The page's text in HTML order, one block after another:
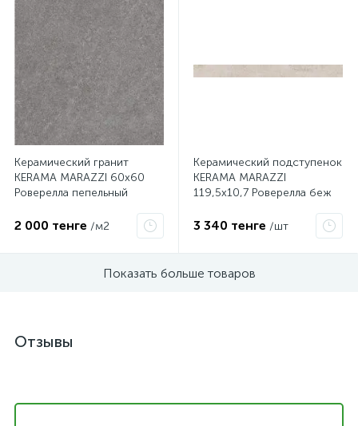
Керамический гранит
KERAMA MARAZZI 60х60
Роверелла пепельный
2 000 тенге /м2
Керамический подступенок
KERAMA MARAZZI
119,5х10,7 Роверелла беж
3 340 тенге /шт
Показать больше товаров
Отзывы